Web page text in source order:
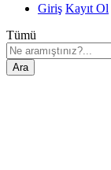
Giriş Kayıt Ol
Tümü
Ara